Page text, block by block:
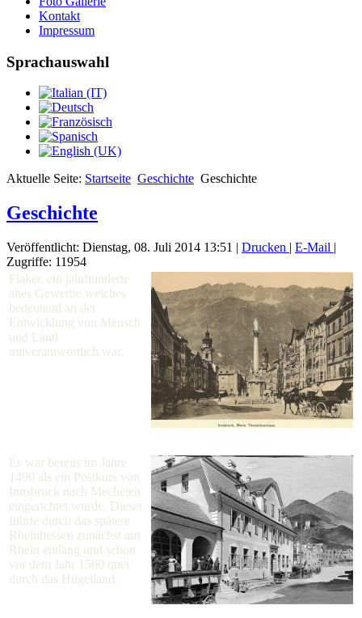
Kontakt
Impressum
Sprachauswahl
Aktuelle Seite: Startseite Geschichte Geschichte
Geschichte
Veröffentlicht: Dienstag, 08. Juli 2014 13:51 | Drucken | E-Mail |
Zugriffe: 11954
Fiaker, ein jahrhunderte
altes Gewerbe welches
bedeutend an der
Entwicklung von Mensch
und Land
mitverantwortlich war.
Es war bereits im Jahre
1490 als ein Postkurs von
Innsbruck nach Mechelen
eingerichtet wurde. Dieser
führte durch das spätere
Rheinhessen zunächst am
Rhein entlang und schon
vor dem Jahr 1500 quer
durch das Hügelland.